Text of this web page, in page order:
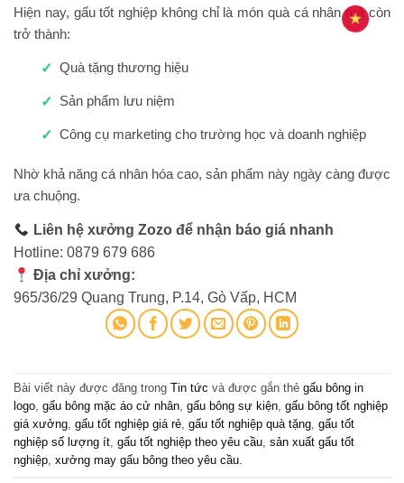
Hiện nay, gấu tốt nghiệp không chỉ là món quà cá nhân mà còn
trở thành:
Quà tặng thương hiệu
Sản phẩm lưu niệm
Công cụ marketing cho trường học và doanh nghiệp
Nhờ khả năng cá nhân hóa cao, sản phẩm này ngày càng được
ưa chuộng.
Liên hệ xưởng Zozo để nhận báo giá nhanh
Hotline: 0879 679 686
Địa chỉ xưởng:
965/36/29 Quang Trung, P.14, Gò Vấp, HCM
Bài viết này được đăng trong Tin tức và được gắn thẻ gấu bông in
logo, gấu bông mặc áo cử nhân, gấu bông sự kiện, gấu bông tốt nghiệp
giá xưởng, gấu tốt nghiệp giá rẻ, gấu tốt nghiệp quà tặng, gấu tốt
nghiệp số lượng ít, gấu tốt nghiệp theo yêu cầu, sản xuất gấu tốt
nghiệp, xưởng may gấu bông theo yêu cầu.